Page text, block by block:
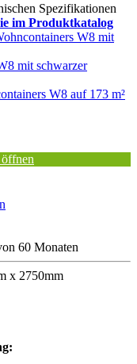
Spezifikationen
im Produktkatalog
60 Monaten
x 2750mm